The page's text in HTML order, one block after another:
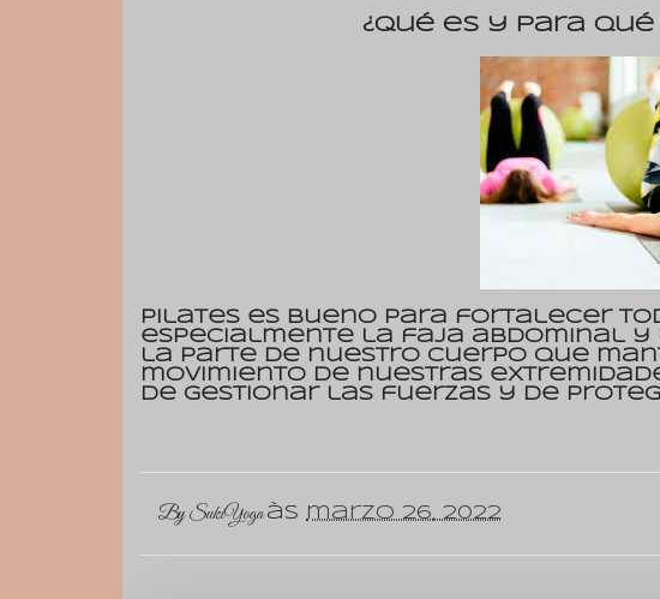
¿Qué es y para
Pilates es bueno para fortalecer
especialmente la faja abdominal y
la parte de nuestro cuerpo que
movimiento de nuestras
de gestionar las fuerzas y de
BySukiYoga às marzo 26, 2022